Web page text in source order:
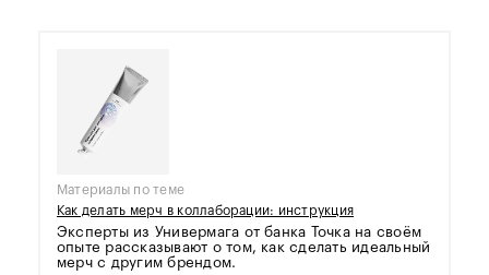
Материалы по теме
Как делать мерч в коллаборации: инструкция
Эксперты из Универмага от банка Точка на своём
опыте рассказывают о том, как сделать идеальный
мерч с другим брендом.